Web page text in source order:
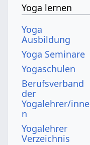
Yoga lernen
Yoga
Ausbildung
Yoga Seminare
Yogaschulen
Berufsverband
der
Yogalehrer/inne
n
Yogalehrer
Verzeichnis